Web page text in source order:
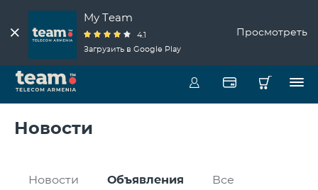
My Team
4.1
Загрузить в Google Play
Просмотреть
Новости
Новости Объявления Все